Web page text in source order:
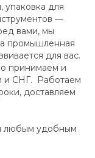
упаковка для
—
вами, мы
промышленная
для вас.
принимаем и
и СНГ. Работаем
доставляем
любым удобным